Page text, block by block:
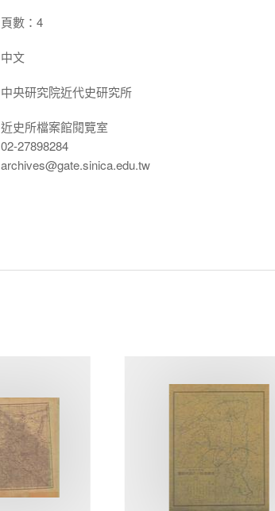
頁數：4
中文
中央研究院近代史研究所
近史所檔案館閱覽室
02-27898284
archives@gate.sinica.edu.tw